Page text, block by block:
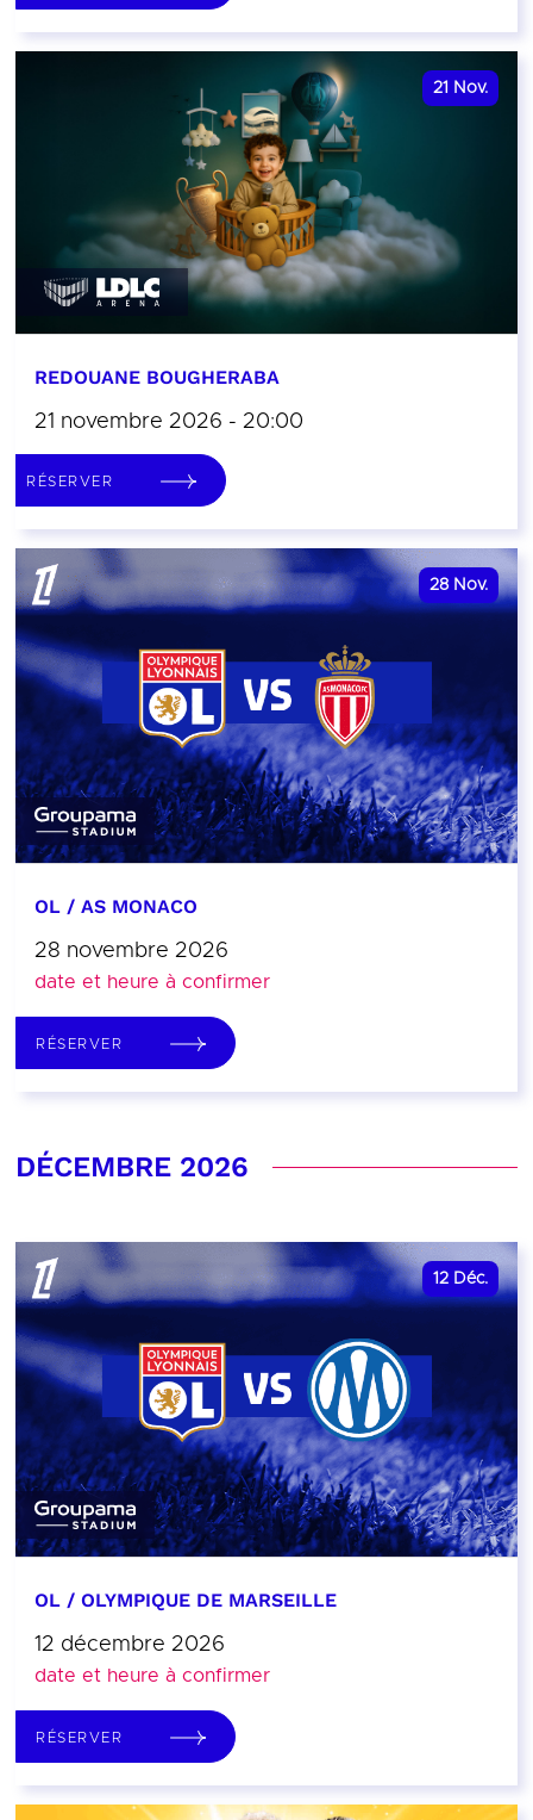
21 Nov.
REDOUANE BOUGHERABA
21 novembre 2026 - 20:00
RÉSERVER
28 Nov.
OL / AS MONACO
28 novembre 2026
date et heure à confirmer
RÉSERVER
DÉCEMBRE 2026
12 Déc.
OL / OLYMPIQUE DE MARSEILLE
12 décembre 2026
date et heure à confirmer
RÉSERVER